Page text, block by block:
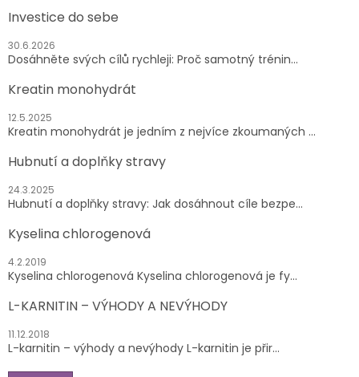
Investice do sebe
30.6.2026
Dosáhněte svých cílů rychleji: Proč samotný trénin...
Kreatin monohydrát
12.5.2025
Kreatin monohydrát je jedním z nejvíce zkoumaných ...
Hubnutí a doplňky stravy
24.3.2025
Hubnutí a doplňky stravy: Jak dosáhnout cíle bezpe...
Kyselina chlorogenová
4.2.2019
Kyselina chlorogenová Kyselina chlorogenová je fy...
L-KARNITIN – VÝHODY A NEVÝHODY
11.12.2018
L-karnitin – výhody a nevýhody L-karnitin je přir...